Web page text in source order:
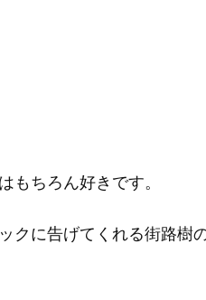
もちろん好きです。
クに告げてくれる街路樹